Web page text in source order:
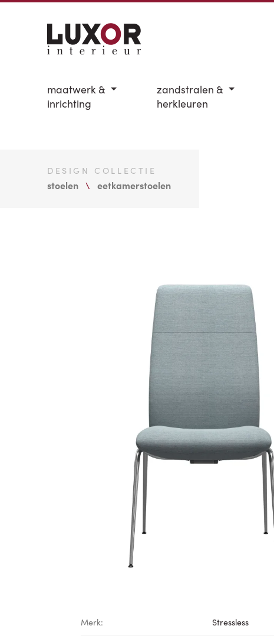
maatwerk &
inrichting
zandstralen &
herkleuren
DESIGN COLLECTIE
stoelen eetkamerstoelen
Merk: Stressless